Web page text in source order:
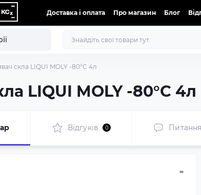
Доставка і оплата Про магазин Блог
скла LIQUI MOLY -80°C 4л
LIQUI MOLY -80°C 4л
Відгуків 0 Питання